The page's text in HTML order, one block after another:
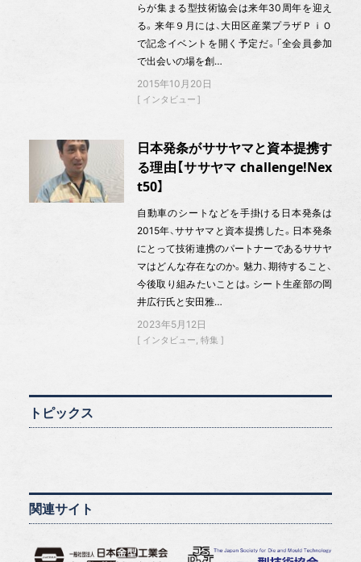
らが集まる型技術協会は来年30周年を迎え
る。来年９月には、大田区産業プラザＰｉＯ
で記念イベントを開く予定だ。「全会員参加
で出会いの場を創…
2015年10月20日
インタビュー
日本発条がササヤマと資本提携す
る理由【ササヤマ challenge!Nex
t50】
自動車のシートなどを手掛ける日本発条は
2015年、ササヤマと資本提携した。日本発条
にとって技術連携のパートナーであるササヤ
マはどんな存在なのか。魅力、期待すること、
今後取り組みたいことは。シート生産部の岡
井広行氏と安田雅…
2023年5月12日
インタビュー 特集
トピックス
関連サイト